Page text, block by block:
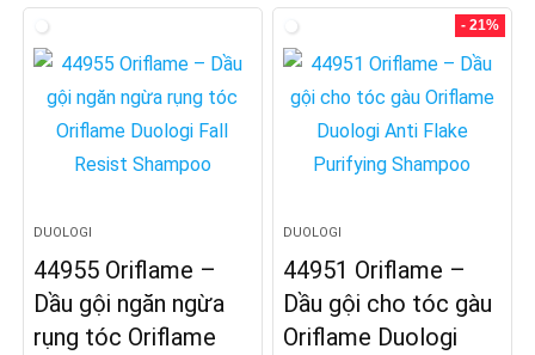
250.000₫.
205.000₫.
DUOLOGI
44955 Oriflame –
Dầu gội ngăn ngừa
rụng tóc Oriflame
- 21%
DUOLOGI
44951 Oriflame –
Dầu gội cho tóc gàu
Oriflame Duologi